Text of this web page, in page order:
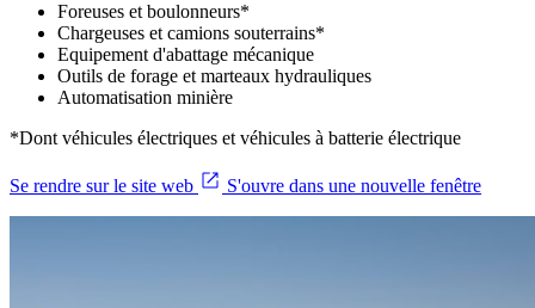
Foreuses et boulonneurs*
Chargeuses et camions souterrains*
Equipement d'abattage mécanique
Outils de forage et marteaux hydrauliques
Automatisation minière
*Dont véhicules électriques et véhicules à batterie électrique
Se rendre sur le site web S'ouvre dans une nouvelle fenêtre